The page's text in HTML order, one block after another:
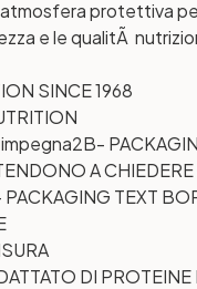
protettiva
e le qualitÃ
SINCE 1968
2B-
A
TEXT
DI PROTEINE